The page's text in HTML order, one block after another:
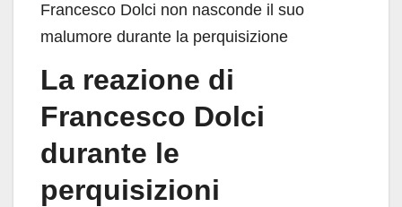
Francesco Dolci non nasconde il suo
malumore durante la perquisizione
La reazione di
Francesco Dolci
durante le
perquisizioni